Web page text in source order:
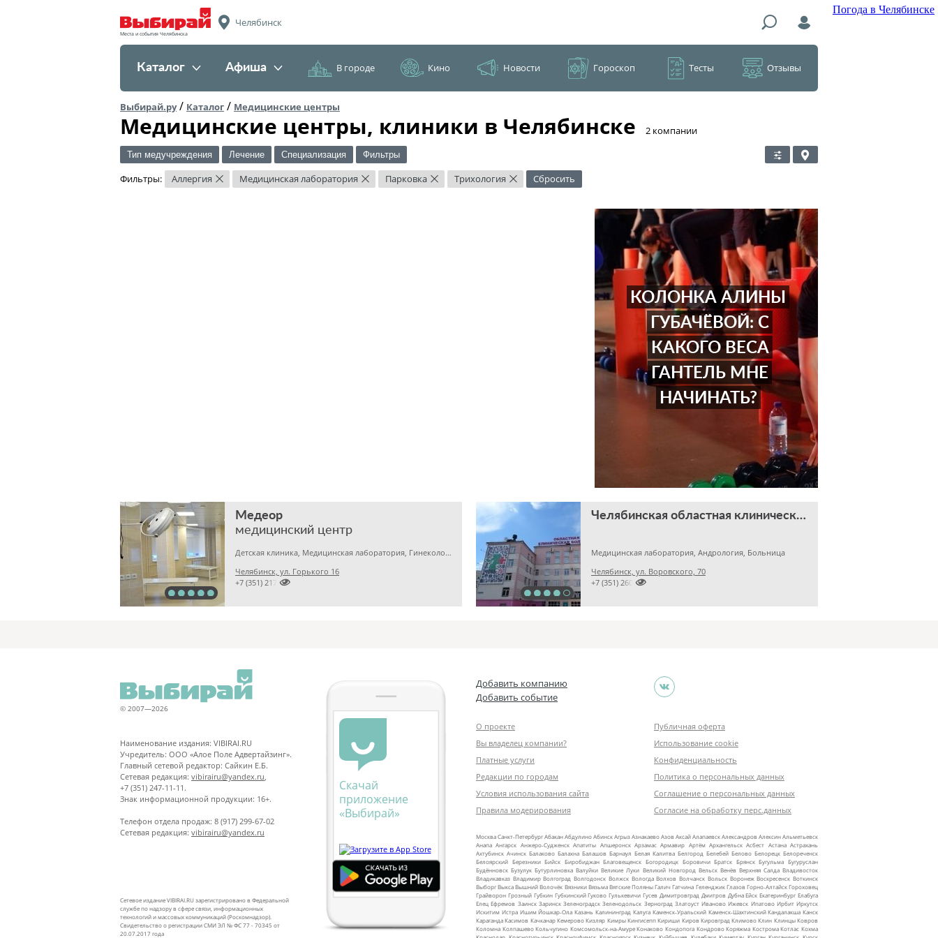
Погода в Челябинске
Места и события Челябинска
Челябинск
Каталог Афиша В городе Кино Новости Гороскоп Тесты Отзывы
Выбирай.ру/ Каталог / Медицинские центры
Медицинские центры, клиники в Челябинске ​2 компании
Тип медучреждения Лечение Специализация Фильтры
Фильтры: Аллергия × Медицинская лаборатория × Парковка × Трихология × Сбросить
КОЛОНКА АЛИНЫ
ГУБАЧЁВОЙ: С
КАКОГО ВЕСА
ГАНТЕЛЬ МНЕ
НАЧИНАТЬ?
Медеор
медицинский центр
Детская клиника, Медицинская лаборатория, Гинекология
Челябинск, ул. Горького 16

+7 (351) 2172376
Челябинская областная клиническая больница
Медицинская лаборатория, Андрология, Больница
Челябинск, ул. Воровского, 70

+7 (351) 2609824
© 2007—2026
Наименование издания: VIBIRAI.RU
Учредитель: ООО «Алое Поле Адвертайзинг».
Главный сетевой редактор: Сайкин Е.Б.
Сетевая редакция: vibirairu@yandex.ru
+7 (351) 247-11-11.
Знак информационной продукции: 16+.
Телефон отдела продаж: 8 (917) 299-67-02
Сетевая редакция: vibirairu@yandex.ru
Сетевое издание VIBIRAI.RU зарегистрировано в Федеральной
службе по надзору в сфере связи, информационных
технологий и массовых коммуникаций (Роскомнадзор).
Свидетельство о регистрации СМИ ЭЛ № ФС 77 - 70345 от
20.07.2017 года
Скачай
приложение
«Выбирай»
Добавить компанию
Добавить событие
О проекте
Вы владелец компании?
Платные услуги
Редакции по городам
Условия использования сайта
Правила модерирования
Публичная оферта
Использование cookie
Конфиденциальность
Политика о персональных данных
Соглашение о персональных данных
Согласие на обработку перс.данных
МоскваСанкт‑ПетербургАбаканАбдулиноАбинскАгрызАзнакаевоАзовАксайАлапаевскАлександровАлексинАльметьевск
Анапа Ангарск Анжеро‑Судженск Апатиты Апшеронск Арзамас Армавир Артём Архангельск Асбест Астана Астрахань
Ахтубинск Ачинск Балаково Балахна Балашов Барнаул Белая Калитва Белгород Белебей Белово Белорецк Белореченск
Белоярский Березники Бийск Биробиджан Благовещенск Богородицк Боровичи Братск Брянск Бугульма Бугуруслан
Будённовск Бузулук Бутурлиновка Валуйки Великие Луки Великий Новгород Вельск Венёв Верхняя Салда Владивосток
Владикавказ Владимир Волгоград Волгодонск Волжск Вологда Волхов Волчанск Вольск Воронеж Воскресенск Воткинск
ВыборгВыкса Вышний Волочёк Вязники Вязьма Вятские Поляны Галич Гатчина Геленджик Глазов Горно‑АлтайскГороховец
Грайворон Грозный Губкин Губкинский Гуково Гулькевичи Гусев Димитровград Дмитров Дубна Ейск Екатеринбург Елабуга
Елец Ефремов Заинск Заринск Зеленоградск Зеленодольск Зерноград Златоуст Иваново Ижевск Ипатово Ирбит Иркутск
Искитим Истра Ишим Йошкар‑Ола Казань Калининград Калуга Каменск‑Уральский Каменск‑Шахтинский Кандалакша Канск
Караганда Касимов Качканар Кемерово Кизляр Кимры Кингисепп Кириши Киров Кировград Климово Клин Клинцы Ковров
Коломна Колпашево Кольчугино Комсомольск‑на‑Амуре Конаково Кондопога Кондрово Коряжма Кострома Котлас Кохма